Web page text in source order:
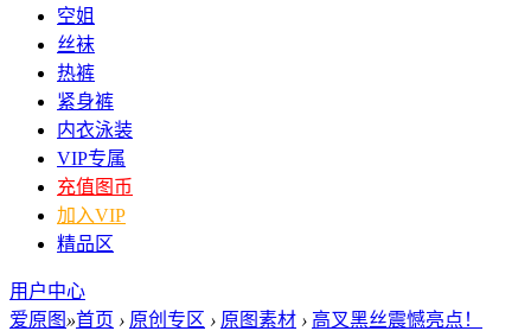
空姐
丝袜
热裤
紧身裤
内衣泳装
VIP专属
充值图币
加入VIP
精品区
用户中心
爱原图 »首页 › 原创专区 › 原图素材 › 高叉黑丝震憾亮点！